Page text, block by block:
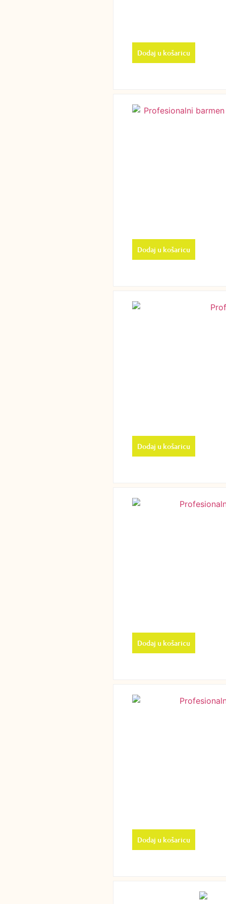
Dodaj u košaricu
Dodaj u košaricu
Dodaj u košaricu
Dodaj u košaricu
Dodaj u košaricu